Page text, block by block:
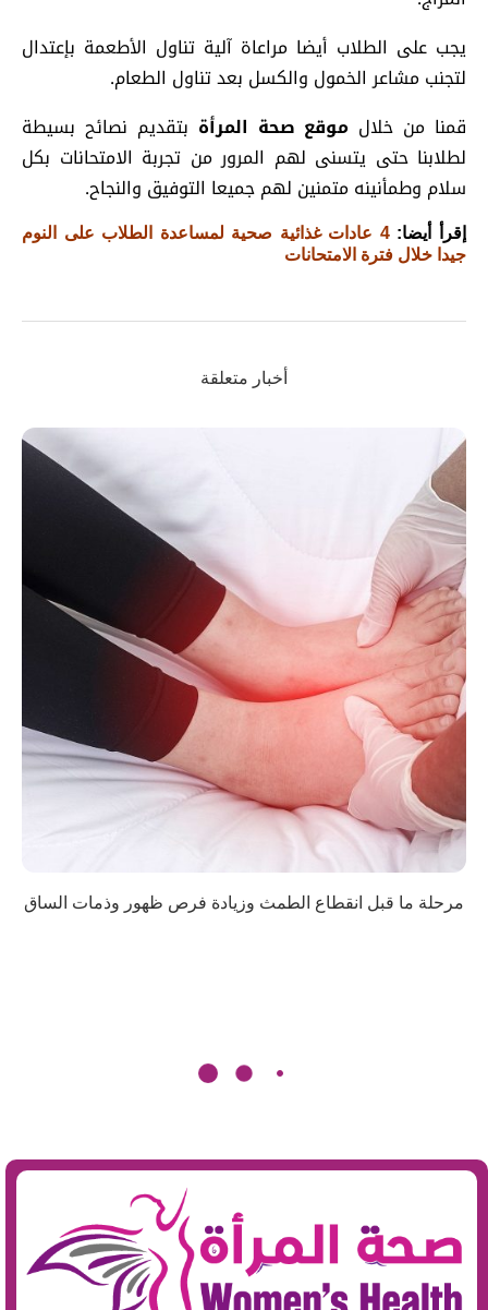
يجب على الطلاب أيضا مراعاة آلية تناول الأطعمة بإعتدال
لتجنب مشاعر الخمول والكسل بعد تناول الطعام.
قمنا من خلال موقع صحة المرأة بتقديم نصائح بسيطة
لطلابنا حتى يتسنى لهم المرور من تجربة الامتحانات بكل
سلام وطمأنينه متمنين لهم جميعا التوفيق والنجاح.
إقرأ أيضا:
4 عادات غذائية صحية لمساعدة الطلاب على النوم
جيدا خلال فترة الامتحانات
أخبار متعلقة
مرحلة ما قبل انقطاع الطمث وزيادة فرص ظهور وذمات الساق